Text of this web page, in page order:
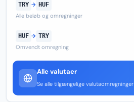
TRY → HUF
Alle beløb og omregninger
HUF → TRY
Omvendt omregning
Alle valutaer
Se alle tilgængelige valutaomregninger